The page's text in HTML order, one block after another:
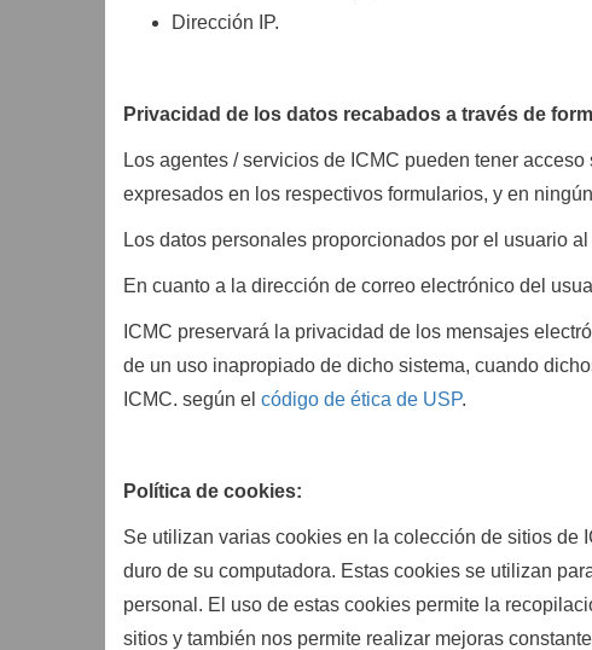
Dirección IP.
Privacidad de los datos recabados a través de
Los agentes / servicios de ICMC pueden tener
expresados en los respectivos formularios, y en
Los datos personales proporcionados por el usuario
En cuanto a la dirección de correo electrónico del
ICMC preservará la privacidad de los mensajes
de un uso inapropiado de dicho sistema, cuando
ICMC. según el código de ética de USP.
Política de cookies:
Se utilizan varias cookies en la colección de sitios de
duro de su computadora. Estas cookies se utilizan
personal. El uso de estas cookies permite la
sitios y también nos permite realizar mejoras